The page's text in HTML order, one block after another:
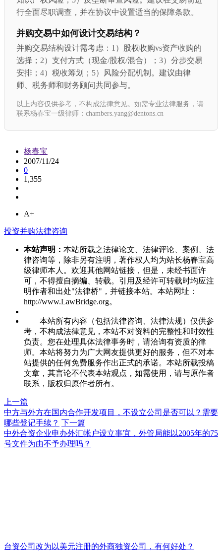
行全面尽职调查，并在协议中设置适当的保障条款。
并购交易中如何设计交易结构？
并购交易结构设计需考虑：1）股权收购vs资产收购的
选择；2）支付方式（现金/股权/混合）；3）分步交易
安排；4）税收筹划；5）风险分配机制。建议由律
师、税务师和财务顾问共同参与。
以上内容仅供参考，不构成法律意见。如需专业法律服务，请
联系杨春宝一级律师：chambers.yang@dentons.cn
杨春宝
2007/11/24
0
1,355
A+
投资并购法律咨询
本站声明： 本站所载之法律论文、法律评论、案例、法
律咨询等，除非另有注明，著作权人均为站长杨春宝高
级律师本人。欢迎其他网站链接，但是，未经书面许
可，不得擅自摘编、转载。引用及经许可转载时均应注
明作者和出处"法律桥"，并链接本站。本站网址：
http://www.LawBridge.org。
本站所有内容（包括法律咨询、法律法规）仅供参
考，不构成法律意见，本站不对资料的完整性和时效性
负责。您在处理具体法律事务时，请洽询有资质的律
师。本站将努力为广大网友提供更好的服务，但不对本
站提供的任何免费服务作出正式的承诺。本站所载投稿
文章，其言论不代表本站观点，如需使用，请与原作者
联系，版权归原作者所有。
上一篇
中方与外方在国内合作开发项目，不设立公司是否可以？需要
哪些登记手续？ 下一篇
中外合资企业申办外汇帐户设立事宜，外管局能以2005年的75
号文件为由不予办理吗？
台资公司改为以美元注册的外商独资公司，有何好处？